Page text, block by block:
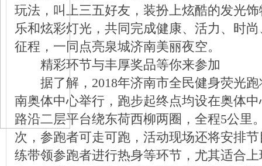
玩法，叫上三五好友，装扮上炫酷的发光
乐和炫彩灯光，共同完成健康、活力、时
征程，一同点亮泉城济南美丽夜空。
精彩环节与丰厚奖品等你来参加
据了解，2018年济南市全民健身荧光跑
南奥体中心举行，跑步起终点均设在奥体
路沿二层平台绕东荷西柳两圈，全程5公里
次，参跑者可走可跑，活动现场还将安排
练带领参跑者进行热身等环节，尤其适合